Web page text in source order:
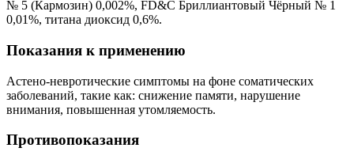
№ 5 (Кармозин) 0,002%, FD&С Бриллиантовый Чёрный № 1
0,01%, титана диоксид 0,6%.
Показания к применению
Астено-невротические симптомы на фоне соматических
заболеваний, такие как: снижение памяти, нарушение
внимания, повышенная утомляемость.
Противопоказания